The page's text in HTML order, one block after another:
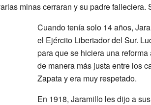
minas cerraran y su padre
Cuando tenía solo 14 años,
el Ejército Libertador del Sur.
para que se hiciera una
de manera más justa entre los
Zapata y era muy respetado.
En 1918, Jaramillo les dijo a